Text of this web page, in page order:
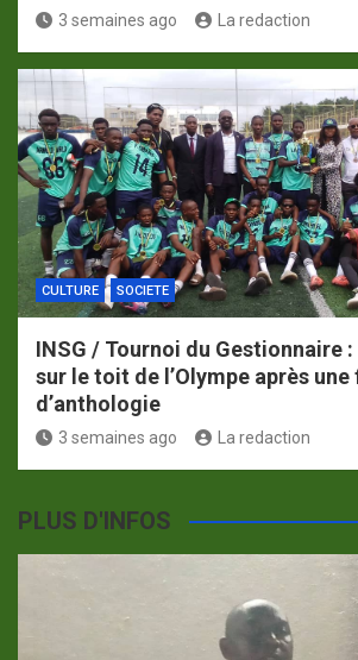
3 semaines ago La redaction
CULTURE SOCIETE
INSG / Tournoi du Gestionnaire
sur le toit de l’Olympe après une
d’anthologie
3 semaines ago La redaction
PLUS D'INFOS